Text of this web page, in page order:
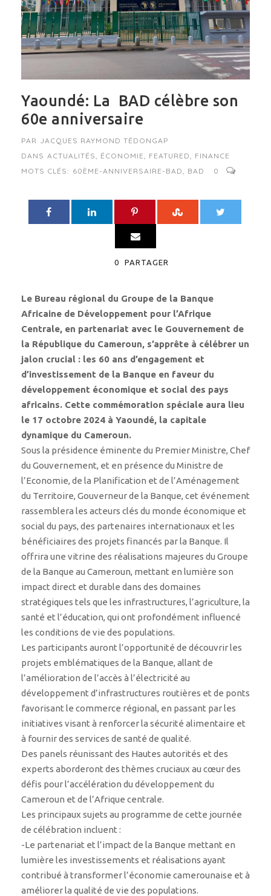
Yaoundé: La BAD célèbre son
60e anniversaire
PAR JACQUES RAYMOND TÉDONGAP
DANS ACTUALITÉS ÉCONOMIE FEATURED
FINANCE
MOTS CLÉS: 60ÈME-ANNIVERSAIRE-BAD BAD 0
0 PARTAGER
Le Bureau régional du Groupe de la Banque
Africaine de Développement pour l’Afrique
Centrale, en partenariat avec le Gouvernement de
la République du Cameroun, s’apprête à célébrer un
jalon crucial : les 60 ans d’engagement et
d’investissement de la Banque en faveur du
développement économique et social des pays
africains. Cette commémoration spéciale aura lieu
le 17 octobre 2024 à Yaoundé, la capitale
dynamique du Cameroun.
Sous la présidence éminente du Premier Ministre, Chef
du Gouvernement, et en présence du Ministre de
l’Economie, de la Planification et de l’Aménagement
du Territoire, Gouverneur de la Banque, cet événement
rassemblera les acteurs clés du monde économique et
social du pays, des partenaires internationaux et les
bénéficiaires des projets financés par la Banque. Il
offrira une vitrine des réalisations majeures du Groupe
de la Banque au Cameroun, mettant en lumière son
impact direct et durable dans des domaines
stratégiques tels que les infrastructures, l’agriculture, la
santé et l’éducation, qui ont profondément influencé
les conditions de vie des populations.
Les participants auront l’opportunité de découvrir les
projets emblématiques de la Banque, allant de
l’amélioration de l’accès à l’électricité au
développement d’infrastructures routières et de ponts
favorisant le commerce régional, en passant par les
initiatives visant à renforcer la sécurité alimentaire et
à fournir des services de santé de qualité.
Des panels réunissant des Hautes autorités et des
experts aborderont des thèmes cruciaux au cœur des
défis pour l’accélération du développement du
Cameroun et de l’Afrique centrale.
Les principaux sujets au programme de cette journée
de célébration incluent :
-Le partenariat et l’impact de la Banque mettant en
lumière les investissements et réalisations ayant
contribué à transformer l’économie camerounaise et à
améliorer la qualité de vie des populations.